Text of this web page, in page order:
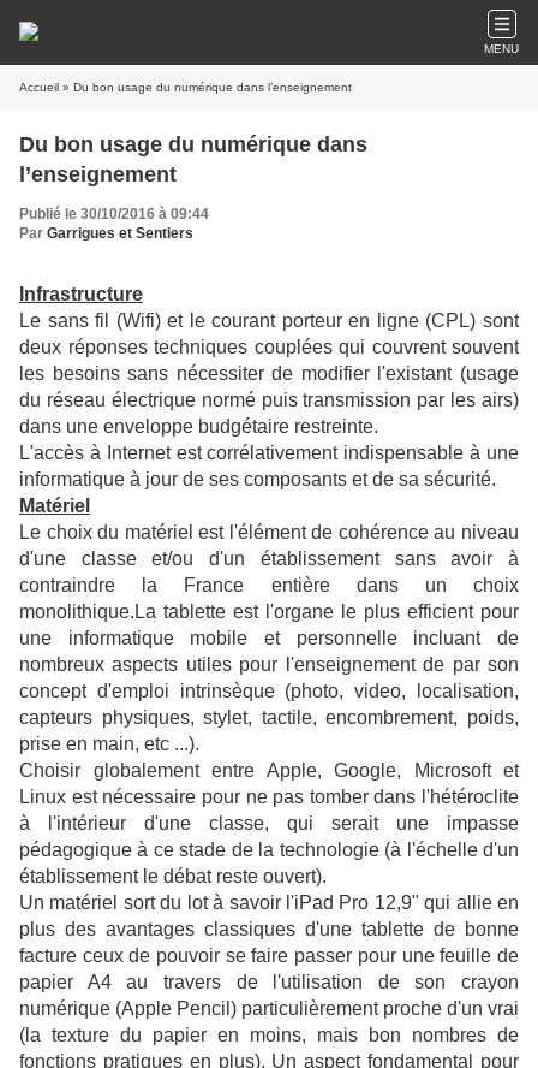
MENU
Accueil » Du bon usage du numérique dans l’enseignement
Du bon usage du numérique dans
l’enseignement
Publié le 30/10/2016 à 09:44
Par Garrigues et Sentiers
Infrastructure
Le sans fil (Wifi) et le courant porteur en ligne (CPL) sont
deux réponses techniques couplées qui couvrent souvent
les besoins sans nécessiter de modifier l'existant (usage
du réseau électrique normé puis transmission par les airs)
dans une enveloppe budgétaire restreinte.
L'accès à Internet est corrélativement indispensable à une
informatique à jour de ses composants et de sa sécurité.
Matériel
Le choix du matériel est l'élément de cohérence au niveau
d'une classe et/ou d'un établissement sans avoir à
contraindre la France entière dans un choix
monolithique.La tablette est l'organe le plus efficient pour
une informatique mobile et personnelle incluant de
nombreux aspects utiles pour l'enseignement de par son
concept d'emploi intrinsèque (photo, video, localisation,
capteurs physiques, stylet, tactile, encombrement, poids,
prise en main, etc ...).
Choisir globalement entre Apple, Google, Microsoft et
Linux est nécessaire pour ne pas tomber dans l'hétéroclite
à l'intérieur d'une classe, qui serait une impasse
pédagogique à ce stade de la technologie (à l'échelle d'un
établissement le débat reste ouvert).
Un matériel sort du lot à savoir l'iPad Pro 12,9" qui allie en
plus des avantages classiques d'une tablette de bonne
facture ceux de pouvoir se faire passer pour une feuille de
papier A4 au travers de l'utilisation de son crayon
numérique (Apple Pencil) particulièrement proche d'un vrai
(la texture du papier en moins, mais bon nombres de
fonctions pratiques en plus). Un aspect fondamental pour